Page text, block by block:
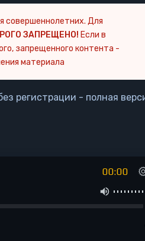
совершеннолетних. Для
ЗАПРЕЩЕНО! Если в
запрещенного контента -
материала
регистрации - полная
00:00